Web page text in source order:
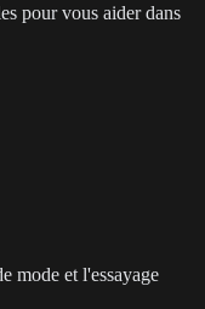
pour vous aider dans
mode et l'essayage